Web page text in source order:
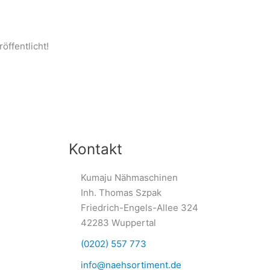
Kontakt
Kumaju Nähmaschinen
Inh. Thomas Szpak
Friedrich-Engels-Allee 324
42283 Wuppertal
(0202) 557 773
info@naehsortiment.de